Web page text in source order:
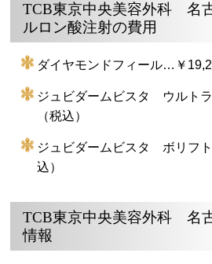
TCB東京中央美容外科 名
ルロン酸注射の費用
ダイヤモンドフィール…￥
ジュビダームビスタ ウルト
（税込）
ジュビダームビスタ ボリフ
込）
TCB東京中央美容外科 名
情報